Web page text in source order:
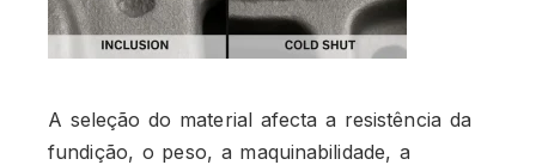
A seleção do material afecta a resistência da
fundição, o peso, a maquinabilidade, a